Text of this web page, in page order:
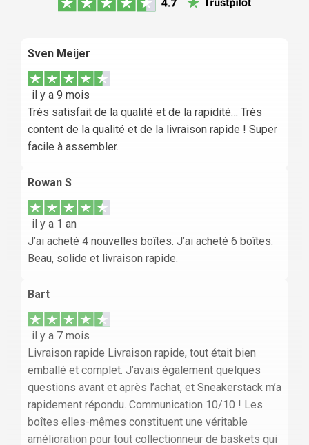
Sven Meijer
il y a 9 mois
Très satisfait de la qualité et de la rapidité… Très
content de la qualité et de la livraison rapide ! Super
facile à assembler.
Rowan S
il y a 1 an
J’ai acheté 4 nouvelles boîtes. J’ai acheté 6 boîtes.
Beau, solide et livraison rapide.
Bart
il y a 7 mois
Livraison rapide Livraison rapide, tout était bien
emballé et complet. J’avais également quelques
questions avant et après l’achat, et Sneakerstack m’a
rapidement répondu. Communication 10/10 ! Les
boîtes elles-mêmes constituent une véritable
amélioration pour tout collectionneur de baskets qui